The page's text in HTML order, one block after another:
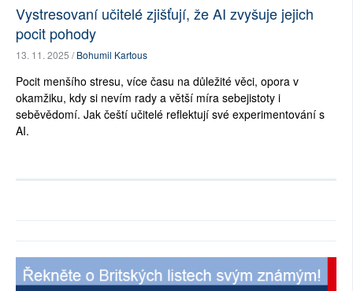
Vystresovaní učitelé zjišťují, že AI zvyšuje jejich
pocit pohody
13. 11. 2025 /Bohumil Kartous
Pocit menšího stresu, více času na důležité věci, opora v
okamžiku, kdy si nevím rady a větší míra sebejistoty i
seběvědomí. Jak čeští učitelé reflektují své experimentování s
AI.